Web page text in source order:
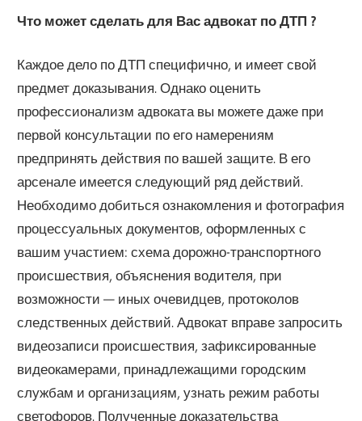
Что может сделать для Вас адвокат по ДТП ?
Каждое дело по ДТП специфично, и имеет свой
предмет доказывания. Однако оценить
профессионализм адвоката вы можете даже при
первой консультации по его намерениям
предпринять действия по вашей защите. В его
арсенале имеется следующий ряд действий.
Необходимо добиться ознакомления и фотография
процессуальных документов, оформленных с
вашим участием: схема дорожно-транспортного
происшествия, объяснения водителя, при
возможности — иных очевидцев, протоколов
следственных действий. Адвокат вправе запросить
видеозаписи происшествия, зафиксированные
видеокамерами, принадлежащими городским
службам и организациям, узнать режим работы
светофоров. Полученные доказательства